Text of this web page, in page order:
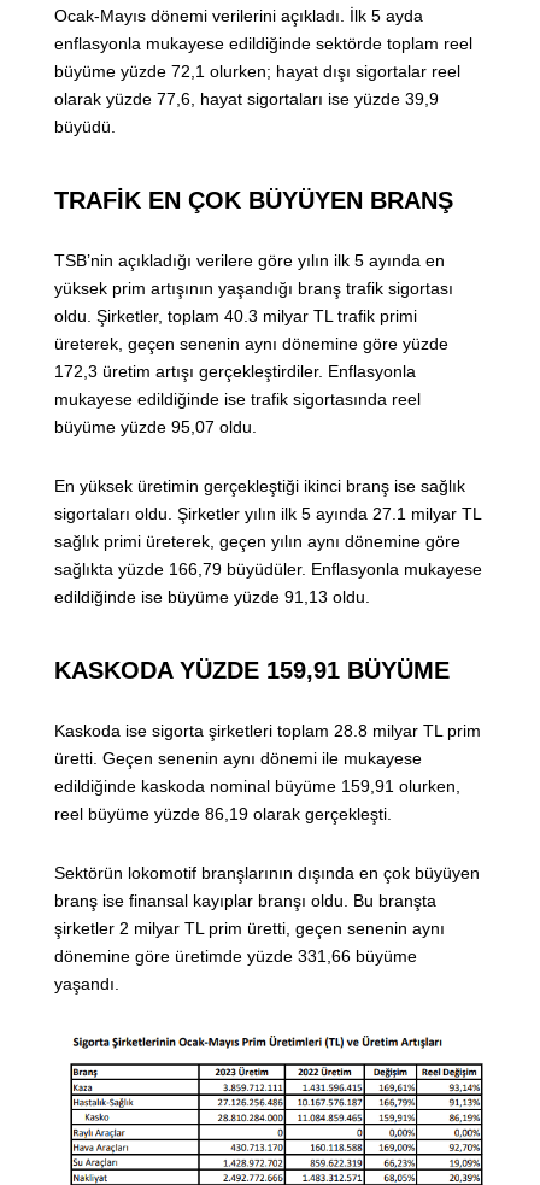
Ocak-Mayıs dönemi verilerini açıkladı. İlk 5 ayda
enflasyonla mukayese edildiğinde sektörde toplam reel
büyüme yüzde 72,1 olurken; hayat dışı sigortalar reel
olarak yüzde 77,6, hayat sigortaları ise yüzde 39,9
büyüdü.
TRAFİK EN ÇOK BÜYÜYEN BRANŞ
TSB’nin açıkladığı verilere göre yılın ilk 5 ayında en
yüksek prim artışının yaşandığı branş trafik sigortası
oldu. Şirketler, toplam 40.3 milyar TL trafik primi
üreterek, geçen senenin aynı dönemine göre yüzde
172,3 üretim artışı gerçekleştirdiler. Enflasyonla
mukayese edildiğinde ise trafik sigortasında reel
büyüme yüzde 95,07 oldu.
En yüksek üretimin gerçekleştiği ikinci branş ise sağlık
sigortaları oldu. Şirketler yılın ilk 5 ayında 27.1 milyar TL
sağlık primi üreterek, geçen yılın aynı dönemine göre
sağlıkta yüzde 166,79 büyüdüler. Enflasyonla mukayese
edildiğinde ise büyüme yüzde 91,13 oldu.
KASKODA YÜZDE 159,91 BÜYÜME
Kaskoda ise sigorta şirketleri toplam 28.8 milyar TL prim
üretti. Geçen senenin aynı dönemi ile mukayese
edildiğinde kaskoda nominal büyüme 159,91 olurken,
reel büyüme yüzde 86,19 olarak gerçekleşti.
Sektörün lokomotif branşlarının dışında en çok büyüyen
branş ise finansal kayıplar branşı oldu. Bu branşta
şirketler 2 milyar TL prim üretti, geçen senenin aynı
dönemine göre üretimde yüzde 331,66 büyüme
yaşandı.